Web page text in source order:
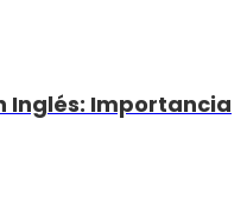
Inglés: Importancia